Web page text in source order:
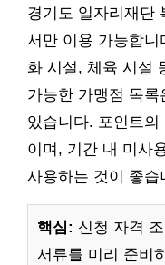
경기도 일자리재단
서만 이용 가능합
화 시설, 체육 시설
가능한 가맹점 목
있습니다. 포인트
이며, 기간 내 미사
사용하는 것이 좋습
핵심: 신청 자격
서류를 미리 준비